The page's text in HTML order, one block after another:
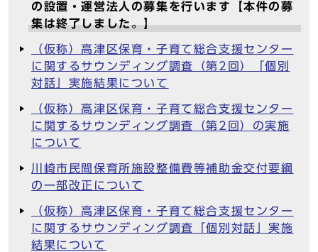
の設置・運営法人の募集を行います【本件の募
集は終了しました。】
（仮称）高津区保育・子育て総合支援センター
に関するサウンディング調査（第2回）「個別
対話」実施結果について
（仮称）高津区保育・子育て総合支援センター
に関するサウンディング調査（第2回）の実施
について
川崎市民間保育所施設整備費等補助金交付要綱
の一部改正について
（仮称）高津区保育・子育て総合支援センター
に関するサウンディング調査「個別対話」実施
結果について